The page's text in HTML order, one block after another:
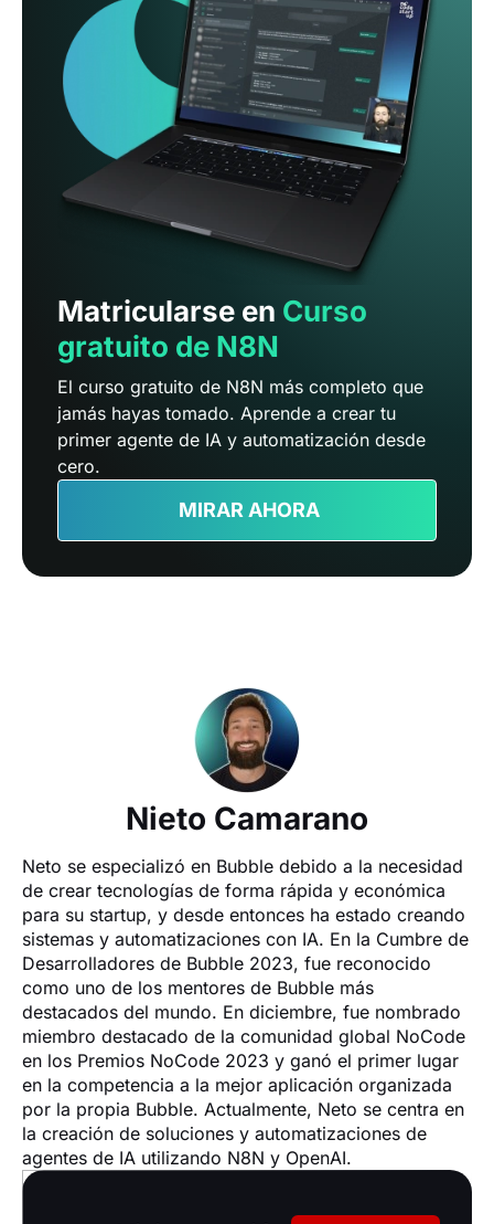
Matricularse en Curso
gratuito de N8N
El curso gratuito de N8N más completo que
jamás hayas tomado. Aprende a crear tu
primer agente de IA y automatización desde
cero.
MIRAR AHORA
Nieto Camarano
Neto se especializó en Bubble debido a la necesidad
de crear tecnologías de forma rápida y económica
para su startup, y desde entonces ha estado creando
sistemas y automatizaciones con IA. En la Cumbre de
Desarrolladores de Bubble 2023, fue reconocido
como uno de los mentores de Bubble más
destacados del mundo. En diciembre, fue nombrado
miembro destacado de la comunidad global NoCode
en los Premios NoCode 2023 y ganó el primer lugar
en la competencia a la mejor aplicación organizada
por la propia Bubble. Actualmente, Neto se centra en
la creación de soluciones y automatizaciones de
agentes de IA utilizando N8N y OpenAI.